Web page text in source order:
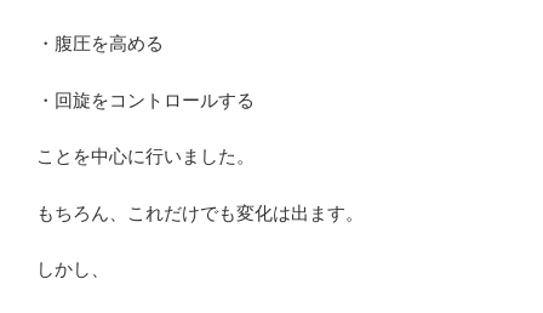
・腹圧を高める
・回旋をコントロールする
ことを中心に行いました。
もちろん、これだけでも変化は出ます。
しかし、